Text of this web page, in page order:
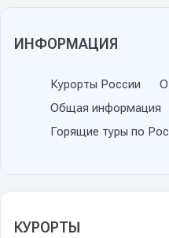
ИНФОРМАЦИЯ
Курорты России
Общая информация
Горящие туры по
КУРОРТЫ